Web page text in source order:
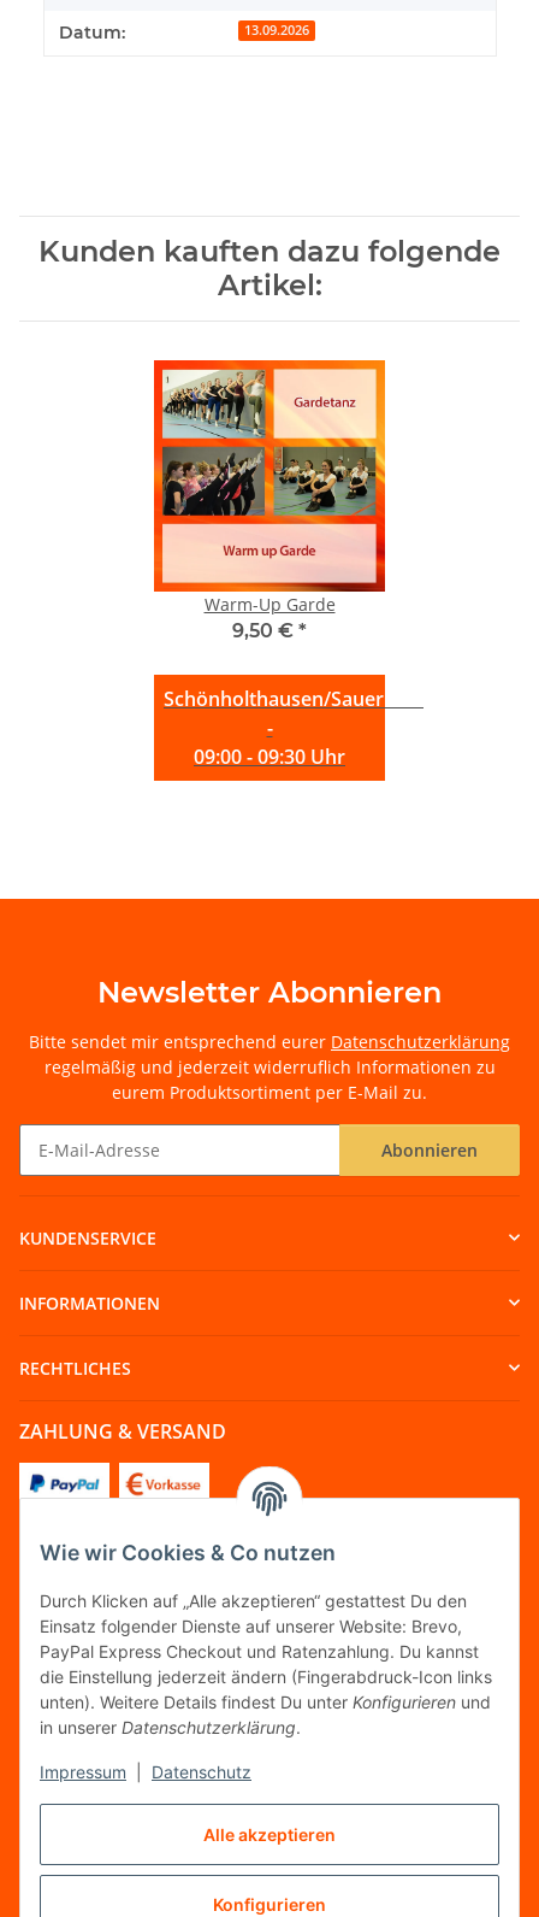
Alle akzeptieren
Konfigurieren
Wie wir Cookies & Co nutzen
Durch Klicken auf „Alle akzeptieren“ gestattest Du den
Einsatz folgender Dienste auf unserer Website: Brevo,
PayPal Express Checkout und Ratenzahlung. Du kannst
die Einstellung jederzeit ändern (Fingerabdruck-Icon links
unten). Weitere Details findest Du unter Konfigurieren und
in unserer Datenschutzerklärung.
Impressum Datenschutz
Datum: 13.09.2026
Kunden kauften dazu folgende
Artikel:
Warm-Up Garde
9,50 € *
Schönholthausen/Sauerland
-
09:00 - 09:30 Uhr
Newsletter Abonnieren
Bitte sendet mir entsprechend eurer Datenschutzerklärung
regelmäßig und jederzeit widerruflich Informationen zu
eurem Produktsortiment per E-Mail zu.
Abonnieren
KUNDENSERVICE
INFORMATIONEN
RECHTLICHES
ZAHLUNG & VERSAND
FOLGT UNS
FAIRCOMMERCE
Wir sind seit 04.12.2015 Mitglied der Initiative